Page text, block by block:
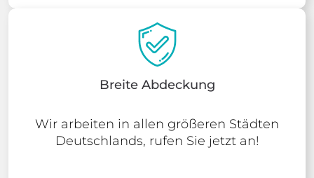
Breite Abdeckung
Wir arbeiten in allen größeren Städten
Deutschlands, rufen Sie jetzt an!